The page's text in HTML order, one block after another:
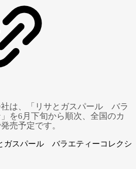
は、「リサとガスパール バラ
を6月下旬から順次、全国のカ
売予定です。